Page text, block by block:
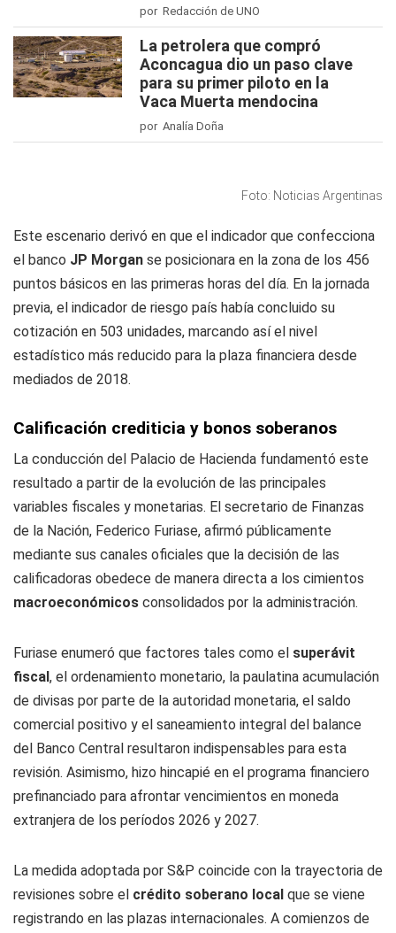
por Redacción de UNO
La petrolera que compró
Aconcagua dio un paso clave
para su primer piloto en la
Vaca Muerta mendocina
por Analía Doña
Foto: Noticias Argentinas
Este escenario derivó en que el indicador que confecciona
el banco JP Morgan se posicionara en la zona de los 456
puntos básicos en las primeras horas del día. En la jornada
previa, el indicador de riesgo país había concluido su
cotización en 503 unidades, marcando así el nivel
estadístico más reducido para la plaza financiera desde
mediados de 2018.
Calificación crediticia y bonos soberanos
La conducción del Palacio de Hacienda fundamentó este
resultado a partir de la evolución de las principales
variables fiscales y monetarias. El secretario de Finanzas
de la Nación, Federico Furiase, afirmó públicamente
mediante sus canales oficiales que la decisión de las
calificadoras obedece de manera directa a los cimientos
macroeconómicos consolidados por la administración.
Furiase enumeró que factores tales como el superávit
fiscal, el ordenamiento monetario, la paulatina acumulación
de divisas por parte de la autoridad monetaria, el saldo
comercial positivo y el saneamiento integral del balance
del Banco Central resultaron indispensables para esta
revisión. Asimismo, hizo hincapié en el programa financiero
prefinanciado para afrontar vencimientos en moneda
extranjera de los períodos 2026 y 2027.
La medida adoptada por S&P coincide con la trayectoria de
revisiones sobre el crédito soberano local que se viene
registrando en las plazas internacionales. A comienzos de